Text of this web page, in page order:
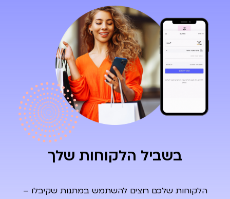
בשביל הלקוחות שלך
הלקוחות שלכם רוצים להשתמש במתנות שקיבלו –